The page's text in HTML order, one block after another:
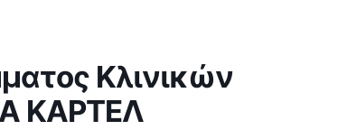
Κλινικών
ΚΑΡΤΕΛ